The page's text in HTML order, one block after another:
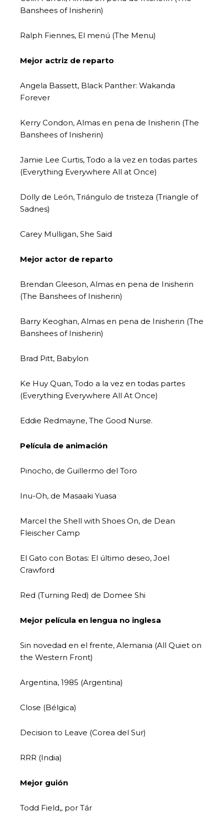
Banshees of Inisherin)
Ralph Fiennes, El menú (The Menu)
Mejor actriz de reparto
Angela Bassett, Black Panther: Wakanda
Forever
Kerry Condon, Almas en pena de Inisherin (The
Banshees of Inisherin)
Jamie Lee Curtis, Todo a la vez en todas partes
(Everything Everywhere All at Once)
Dolly de León, Triángulo de tristeza (Triangle of
Sadnes)
Carey Mulligan, She Said
Mejor actor de reparto
Brendan Gleeson, Almas en pena de Inisherin
(The Banshees of Inisherin)
Barry Keoghan, Almas en pena de Inisherin (The
Banshees of Inisherin)
Brad Pitt, Babylon
Ke Huy Quan, Todo a la vez en todas partes
(Everything Everywhere All At Once)
Eddie Redmayne, The Good Nurse.
Película de animación
Pinocho, de Guillermo del Toro
Inu-Oh, de Masaaki Yuasa
Marcel the Shell with Shoes On, de Dean
Fleischer Camp
El Gato con Botas: El último deseo, Joel
Crawford
Red (Turning Red) de Domee Shi
Mejor película en lengua no inglesa
Sin novedad en el frente, Alemania (All Quiet on
the Western Front)
Argentina, 1985 (Argentina)
Close (Bélgica)
Decision to Leave (Corea del Sur)
RRR (India)
Mejor guión
Todd Field,, por Tár